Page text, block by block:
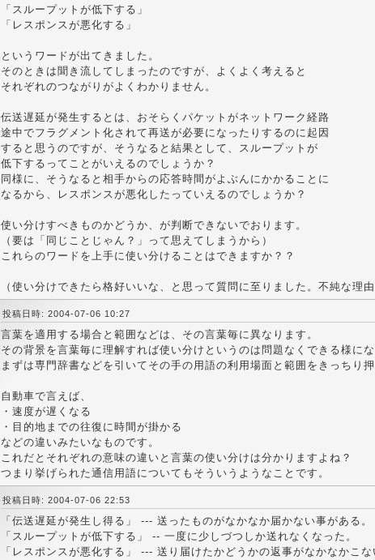
「スループットが低下する」
「レスポンスが悪化する」
というワードが出てきました。
そのときは聞き流してしまったのですが、よくよく考えると
それぞれのつながりがよくわかりません。
伝送遅延が発生するとは、おそらくパケットがネットワーク経路
途中でフラグメント化されて再送が必要になったりするのに起因
すると思うのですが、そうなると結果として、スループットが
低下するってことがいえるのでしょうか？
同様に、そうなると相手からの応答時間がよぶんにかかることに
なるから、レスポンスが悪化したっていえるのでしょうか？
使い分けすべきものかどうか、が判断できないでおります。
（要は「同じことじゃん？」って思えてしまうから）
これらのワードを上手に使い分けることはできますか？？
（使い分けできたら格好いいな、と思って質問に至りました。不純な理
投稿日時: 2004-07-06 10:27
言葉を適用する場合と範囲などは、その言葉毎に異なります。
その背景を言葉毎に理解すれば使い分けというのは問題なくできる様にな
まずは専門辞書などを引いてその手の用語の利用場面と範囲をきっちり押
自動車で言えば、
・速度が遅くなる
・目的地までの往復に時間が掛かる
などの違いみたいなものです。
これだとそれぞれの意味の違いと言葉の使い分けは分かりますよね？
つまり挙げられた通信用語についてもそういうようなことです。
投稿日時: 2004-07-06 22:53
「伝送遅延が発生し得る」 --- 送ったものがなかなか届かない事がある。
「スループットが低下する」 -- 一度に少しづつしか送れなくなった。
「レスポンスが悪化する」 --- 送り届けたかどうかの返事がなかなかこな